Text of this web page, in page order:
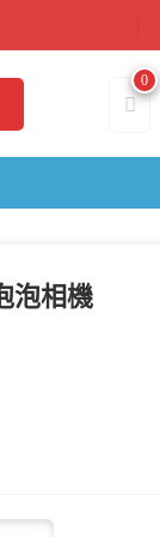
0
泡相機